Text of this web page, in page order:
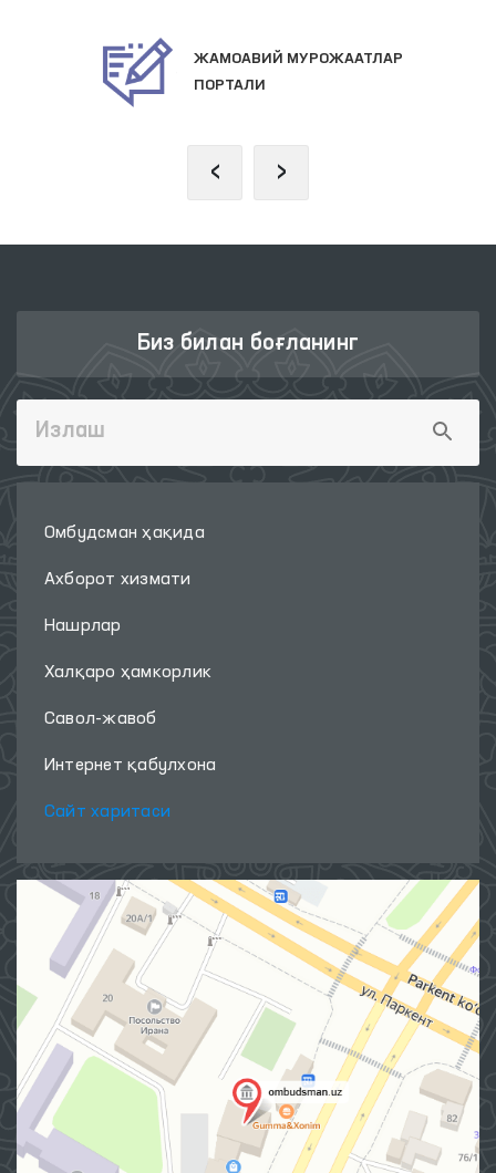
ЖАМОАВИЙ МУРОЖААТЛАР
ПОРТАЛИ
‹ ›
Биз билан боғланинг
Омбудсман ҳақида
Ахборот хизмати
Нашрлар
Халқаро ҳамкорлик
Савол-жавоб
Интернет қабулхона
Сайт харитаси